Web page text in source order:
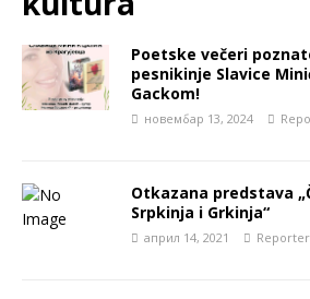
Poetske večeri
pesnikinje Slavice
Gackom!
новембар 13, 2024
Otkazana predstava
Srpkinja i Grkinja“
април 14, 2021 Reporter